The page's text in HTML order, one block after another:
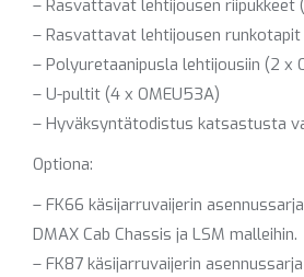
– Rasvattavat lehtijousen riipukkeet
– Rasvattavat lehtijousen runkotapit
– Polyuretaanipusla lehtijousiin (2 x
– U-pultit (4 x OMEU53A)
– Hyväksyntätodistus katsastusta
Optiona:
– FK66 käsijarruvaijerin
DMAX Cab Chassis ja LSM malleihin.
– FK87 käsijarruvaijerin